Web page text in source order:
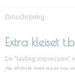
Productcode
U-IMPTRAY
Omschrijving
Extra kleiset
De "lasting impression"
de afdruk niet naar uw